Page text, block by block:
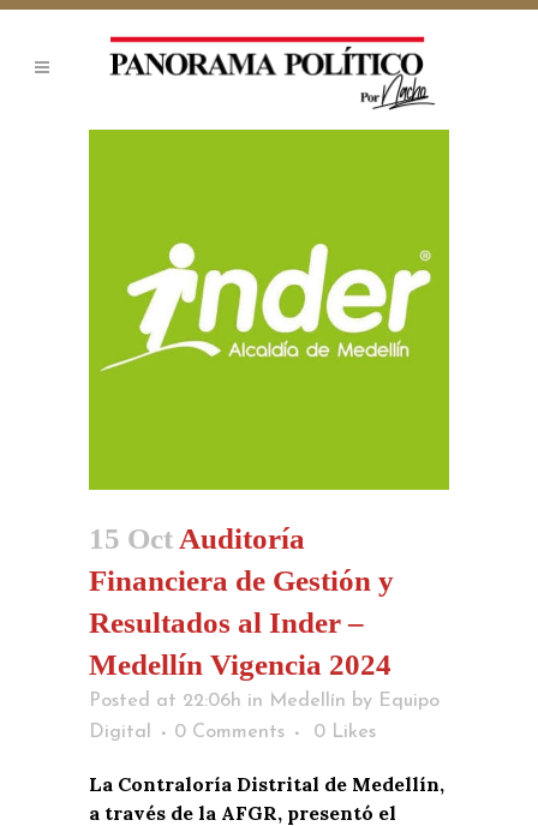
15 Oct Auditoría
Financiera de Gestión y
Resultados al Inder –
Medellín Vigencia 2024
Posted at 22:06h in Medellín by Equipo
Digital
0 Comments 0 Likes
La Contraloría Distrital de Medellín,
a través de la AFGR, presentó el